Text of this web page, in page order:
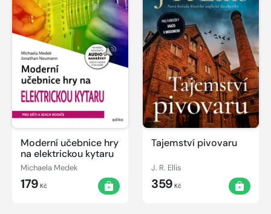
Moderní učebnice hry
na elektrickou kytaru
Michaela Medek
179 Kč
Tajemství pivovaru
J. R. Ellis
359 Kč